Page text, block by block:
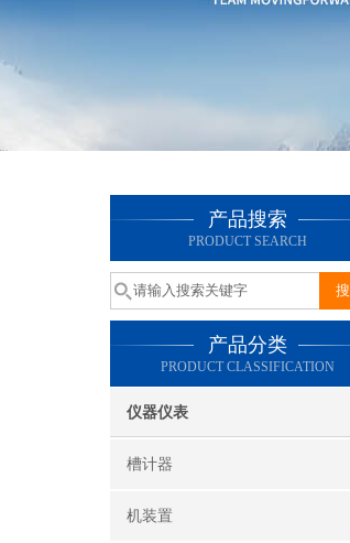
产品搜索
PRODUCT SEARCH
产品分类
PRODUCT CLASSIFICATION
仪器仪表
槽计器
机装置